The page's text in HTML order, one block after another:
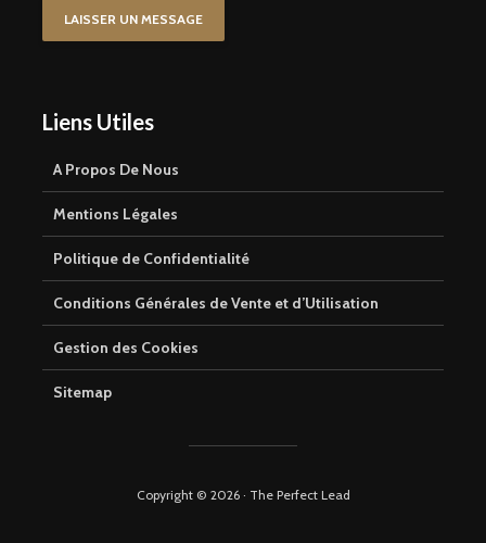
LAISSER UN MESSAGE
Liens Utiles
A Propos De Nous
Mentions Légales
Politique de Confidentialité
Conditions Générales de Vente et d’Utilisation
Gestion des Cookies
Sitemap
Copyright © 2026 · The Perfect Lead